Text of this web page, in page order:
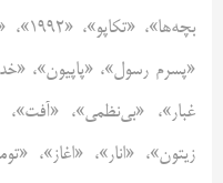
«پسرم رسول»، «پاپیون»،
غبار»، «بی‌نظمی»،
زیتون»، «انار»، «اغاز»،